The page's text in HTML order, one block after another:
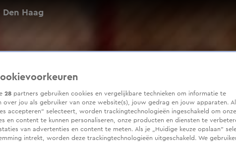
Haag
28 partners gebruiken cookies en vergelijkbare technieken om informatie te
over jou als gebruiker van onze website(s), jouw gedrag en jouw apparaten.
accepteren” selecteert, worden trackingtechnologieën ingeschakeld om onze
en content te kunnen personaliseren, onze producten en diensten te
van advertenties en content te meten. Als je „Huidige keuze opslaan”
intrekt, worden deze trackingtechnologieën uitgeschakeld. We